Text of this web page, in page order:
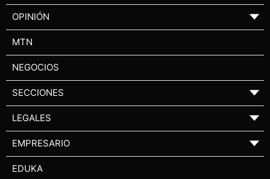
OPINIÓN ▼
MTN
NEGOCIOS
SECCIONES ▼
LEGALES ▼
EMPRESARIO ▼
EDUKA